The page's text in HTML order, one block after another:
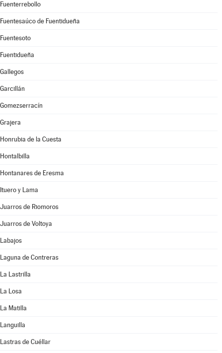
Fuenterrebollo
Fuentesaúco de Fuentidueña
Fuentesoto
Fuentidueña
Gallegos
Garcillán
Gomezserracín
Grajera
Honrubia de la Cuesta
Hontalbilla
Hontanares de Eresma
Ituero y Lama
Juarros de Riomoros
Juarros de Voltoya
Labajos
Laguna de Contreras
La Lastrilla
La Losa
La Matilla
Languilla
Lastras de Cuéllar